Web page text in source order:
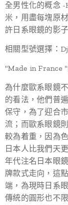
全男性化的概念 -
米，用盡每塊原
許日系眼鏡的影
相關型號選擇：
"Made in France
為什麼歐系眼鏡
的看法，他們普
保守，為了迎合
流；而歐系眼鏡
較為着重，因為
日本人比我們天
年代注名日本眼
牌款式走向，這
端，為現時日系
傳統的圓形也不